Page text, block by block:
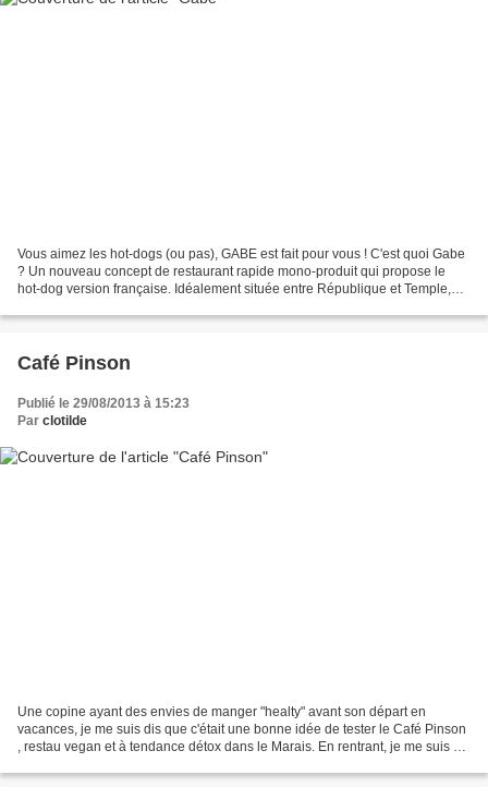
Vous aimez les hot-dogs (ou pas), GABE est fait pour vous ! C'est quoi Gabe
? Un nouveau concept de restaurant rapide mono-produit qui propose le
hot-dog version française. Idéalement située entre République et Temple,
Café Pinson
Publié le 29/08/2013 à 15:23
Par clotilde
Une copine ayant des envies de manger "healty" avant son départ en
vacances, je me suis dis que c'était une bonne idée de tester le Café Pinson
, restau vegan et à tendance détox dans le Marais. En rentrant, je me suis dit